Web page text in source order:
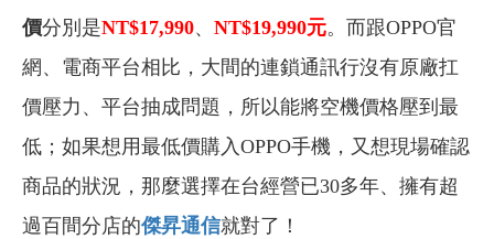
價分別是NT$17,990、 NT$19,990元。而跟OPPO官
網、電商平台相比，大間的連鎖通訊行沒有原廠扛
價壓力、平台抽成問題，所以能將空機價格壓到最
低；如果想用最低價購入OPPO手機，又想現場確認
商品的狀況，那麼選擇在台經營已30多年、擁有超
過百間分店的傑昇通信就對了！